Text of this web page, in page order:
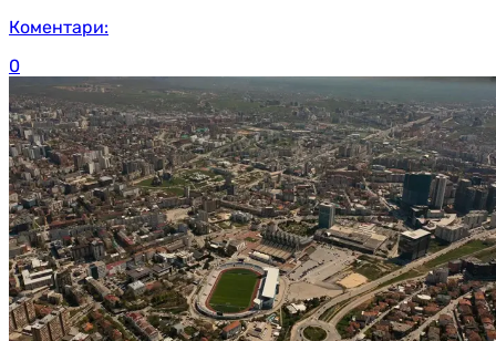
Коментари:
0